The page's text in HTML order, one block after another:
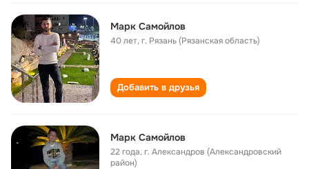
Марк Самойлов
40 лет,г. Рязань (Рязанская область)
Добавить в друзья
Марк Самойлов
22 года,г. Александров (Александровский
район)